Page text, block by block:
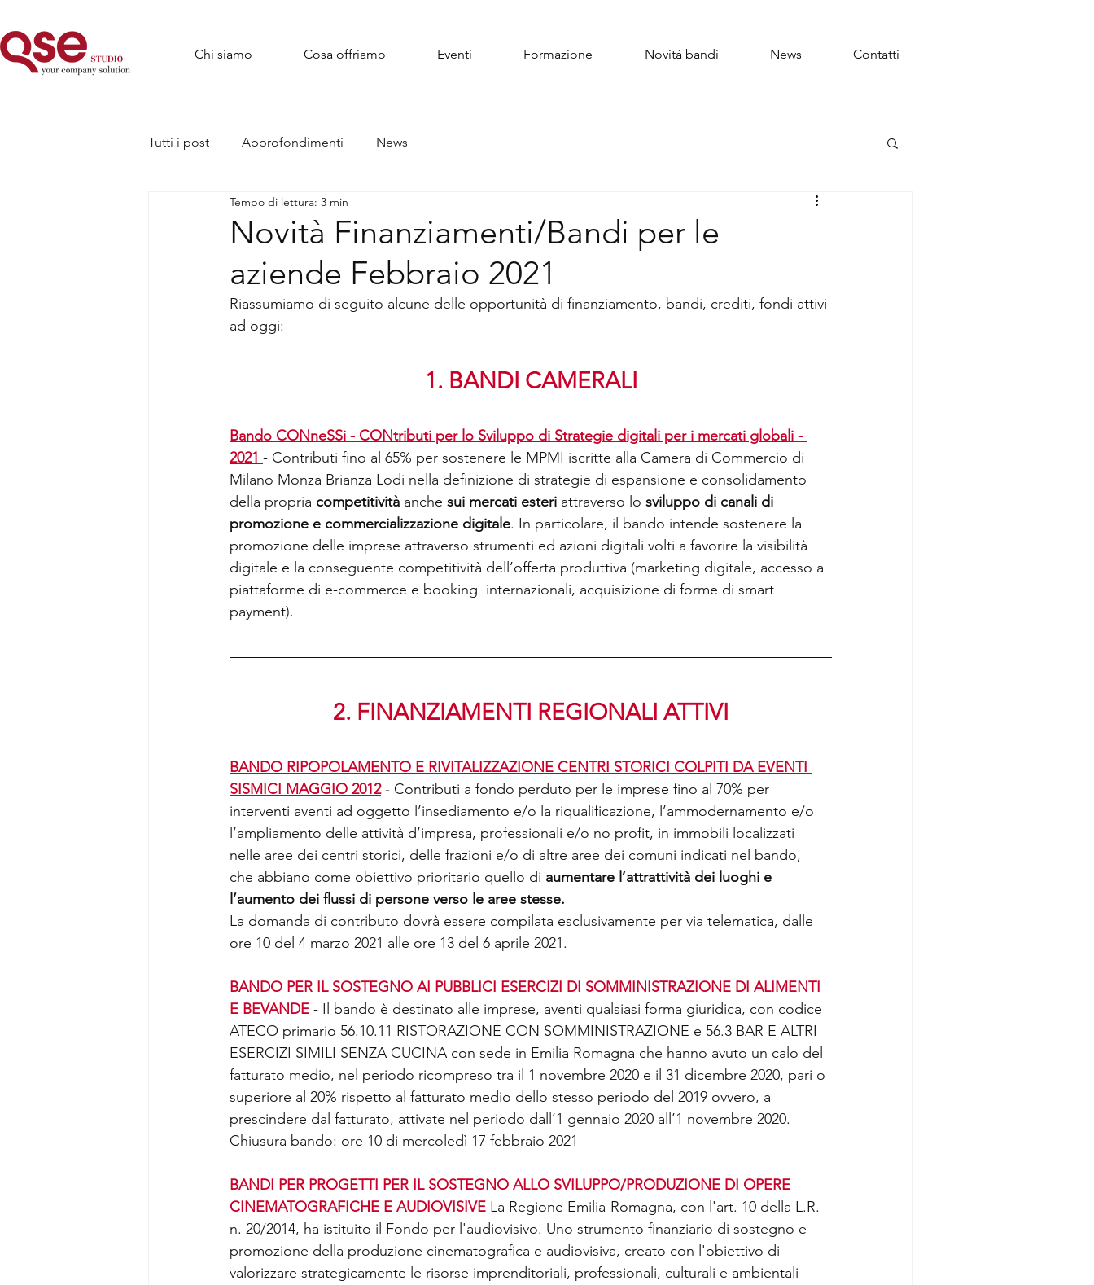
Chi siamo Cosa offriamo Eventi Formazione Novità bandi News Contatti
Tutti i post Approfondimenti News
Novità Finanziamenti/Bandi per le
aziende Febbraio 2021
Tempo di lettura: 3 min
Riassumiamo di seguito alcune delle opportunità di finanziamento, bandi, crediti, fondi attivi
ad oggi:
1. BANDI CAMERALI
Bando CONneSSi - CONtributi per lo Sviluppo di Strategie digitali per i mercati globali -
2021 - Contributi fino al 65% per sostenere le MPMI iscritte alla Camera di Commercio di
Milano Monza Brianza Lodi nella definizione di strategie di espansione e consolidamento
della propria competitività anche sui mercati esteri attraverso lo sviluppo di canali di
promozione e commercializzazione digitale. In particolare, il bando intende sostenere la
promozione delle imprese attraverso strumenti ed azioni digitali volti a favorire la visibilità
digitale e la conseguente competitività dell’offerta produttiva (marketing digitale, accesso a
piattaforme di e-commerce e booking  internazionali, acquisizione di forme di smart
payment).
2. FINANZIAMENTI REGIONALI ATTIVI
BANDO RIPOPOLAMENTO E RIVITALIZZAZIONE CENTRI STORICI COLPITI DA EVENTI
SISMICI MAGGIO 2012 - Contributi a fondo perduto per le imprese fino al 70% per
interventi aventi ad oggetto l’insediamento e/o la riqualificazione, l’ammodernamento e/o
l’ampliamento delle attività d’impresa, professionali e/o no profit, in immobili localizzati
nelle aree dei centri storici, delle frazioni e/o di altre aree dei comuni indicati nel bando,
che abbiano come obiettivo prioritario quello di aumentare l’attrattività dei luoghi e
l’aumento dei flussi di persone verso le aree stesse.
La domanda di contributo dovrà essere compilata esclusivamente per via telematica, dalle
ore 10 del 4 marzo 2021 alle ore 13 del 6 aprile 2021.
BANDO PER IL SOSTEGNO AI PUBBLICI ESERCIZI DI SOMMINISTRAZIONE DI ALIMENTI
E BEVANDE - Il bando è destinato alle imprese, aventi qualsiasi forma giuridica, con codice
ATECO primario 56.10.11 RISTORAZIONE CON SOMMINISTRAZIONE e 56.3 BAR E ALTRI
ESERCIZI SIMILI SENZA CUCINA con sede in Emilia Romagna che hanno avuto un calo del
fatturato medio, nel periodo ricompreso tra il 1 novembre 2020 e il 31 dicembre 2020, pari o
superiore al 20% rispetto al fatturato medio dello stesso periodo del 2019 ovvero, a
prescindere dal fatturato, attivate nel periodo dall’1 gennaio 2020 all’1 novembre 2020.
Chiusura bando: ore 10 di mercoledì 17 febbraio 2021
BANDI PER PROGETTI PER IL SOSTEGNO ALLO SVILUPPO/PRODUZIONE DI OPERE
CINEMATOGRAFICHE E AUDIOVISIVE La Regione Emilia-Romagna, con l'art. 10 della L.R.
n. 20/2014, ha istituito il Fondo per l'audiovisivo. Uno strumento finanziario di sostegno e
promozione della produzione cinematografica e audiovisiva, creato con l'obiettivo di
valorizzare strategicamente le risorse imprenditoriali, professionali, culturali e ambientali